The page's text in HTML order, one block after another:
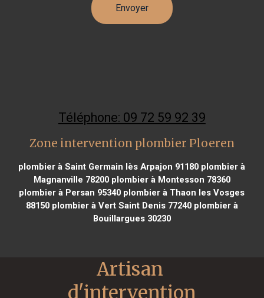
Téléphone: 09 72 59 92 39
Zone intervention plombier Ploeren
plombier à Saint Germain lès Arpajon 91180 plombier à
Magnanville 78200plombier à Montesson 78360
plombier à Persan 95340 plombier à Thaon les Vosges
88150plombier à Vert Saint Denis 77240plombier à
Bouillargues 30230
Artisan
d'intervention